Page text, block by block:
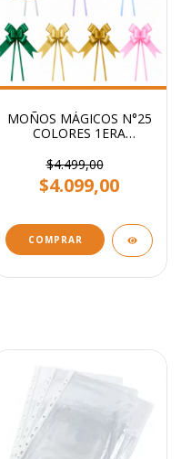
MOÑOS MÁGICOS N°25
COLORES 1ERA
STENDY PACK X 100
UNI
$4.499,00
$4.099,00
COMPRAR